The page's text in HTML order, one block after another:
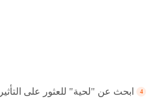
ابحث عن "لحية" للعثور على